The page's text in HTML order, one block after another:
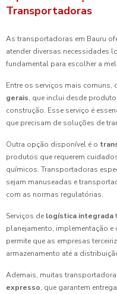
Transportadoras
As transportadoras em Bauru
atender diversas necessidades
fundamental para escolher a
Entre os serviços mais comuns,
gerais, que inclui desde
construção. Esse serviço é
que precisam de soluções de
Outra opção disponível é o
produtos que requerem
químicos. Transportadoras
sejam manuseadas e
com as normas regulatórias.
Serviços de logística integrada
planejamento, implementação
permite que as empresas
armazenamento até a
Ademais, muitas
expresso, que garantem